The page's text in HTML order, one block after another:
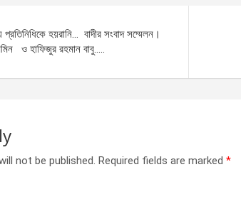
হয়রানি… বাদীর সংবাদ সম্মেলন।
ও হাফিজুর রহমান বাবু…..
not be published. Required fields are marked *